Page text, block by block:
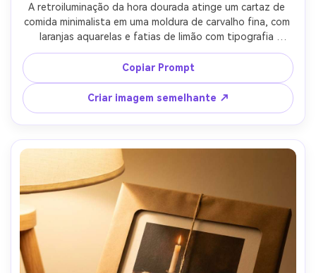
A retroiluminação da hora dourada atinge um cartaz de
comida minimalista em uma moldura de carvalho fina, com
laranjas aquarelas e fatias de limão com tipografia
minimalista em folha dourada para o título e uma pequena
linha de data, destaques quentes, brilho sutil de folha,
fotografado em uma cozinha iluminada pelo sol, Canon
R5, 85mm f/1.8, composição centrada, textura de papel
fotorealista e bordas de impressão limpas-AR 4:5
Copiar Prompt
Criar imagem semelhante ↗